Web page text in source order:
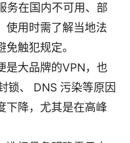
务在国内不可用、部
使用时需了解当地法
触犯规定。
是大品牌的VPN，也
锁、 DNS 污染等原因
下降，尤其是在高峰